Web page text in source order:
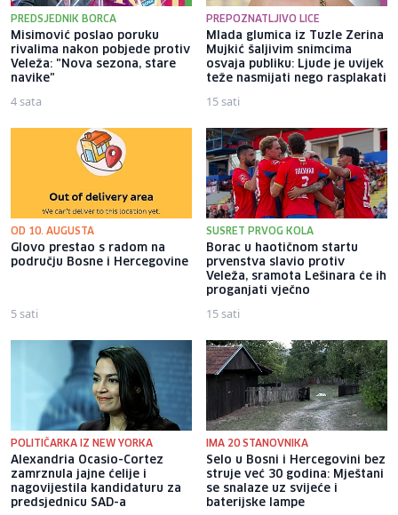
PREDSJEDNIK BORCA
Misimović poslao poruku
rivalima nakon pobjede protiv
Veleža: "Nova sezona, stare
navike"
4 sata
PREPOZNATLJIVO LICE
Mlada glumica iz Tuzle Zerina
Mujkić šaljivim snimcima
osvaja publiku: Ljude je uvijek
teže nasmijati nego rasplakati
15 sati
OD 10. AUGUSTA
Glovo prestao s radom na
području Bosne i Hercegovine
5 sati
SUSRET PRVOG KOLA
Borac u haotičnom startu
prvenstva slavio protiv
Veleža, sramota Lešinara će ih
proganjati vječno
15 sati
POLITIČARKA IZ NEW YORKA
Alexandria Ocasio-Cortez
zamrznula jajne ćelije i
nagovijestila kandidaturu za
predsjednicu SAD-a
IMA 20 STANOVNIKA
Selo u Bosni i Hercegovini bez
struje već 30 godina: Mještani
se snalaze uz svijeće i
baterijske lampe